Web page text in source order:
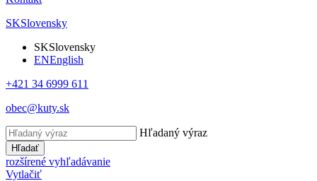
SKSlovensky
SKSlovensky
ENEnglish
+421 34 6999 611
obec@kuty.sk
Hľadaný výraz
Hľadať
rozšírené vyhľadávanie
Vytlačiť